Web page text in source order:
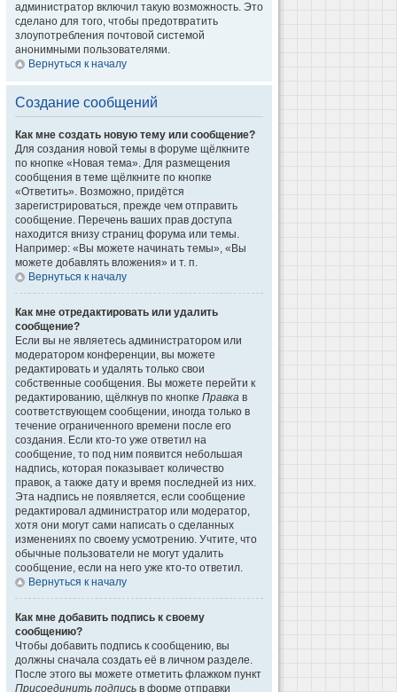
администратор включил такую возможность. Это
сделано для того, чтобы предотвратить
злоупотребления почтовой системой
анонимными пользователями.
Вернуться к началу
Создание сообщений
Как мне создать новую тему или сообщение?
Для создания новой темы в форуме щёлкните
по кнопке «Новая тема». Для размещения
сообщения в теме щёлкните по кнопке
«Ответить». Возможно, придётся
зарегистрироваться, прежде чем отправить
сообщение. Перечень ваших прав доступа
находится внизу страниц форума или темы.
Например: «Вы можете начинать темы», «Вы
можете добавлять вложения» и т. п.
Вернуться к началу
Как мне отредактировать или удалить
сообщение?
Если вы не являетесь администратором или
модератором конференции, вы можете
редактировать и удалять только свои
собственные сообщения. Вы можете перейти к
редактированию, щёлкнув по кнопке Правка в
соответствующем сообщении, иногда только в
течение ограниченного времени после его
создания. Если кто-то уже ответил на
сообщение, то под ним появится небольшая
надпись, которая показывает количество
правок, а также дату и время последней из них.
Эта надпись не появляется, если сообщение
редактировал администратор или модератор,
хотя они могут сами написать о сделанных
изменениях по своему усмотрению. Учтите, что
обычные пользователи не могут удалить
сообщение, если на него уже кто-то ответил.
Вернуться к началу
Как мне добавить подпись к своему
сообщению?
Чтобы добавить подпись к сообщению, вы
должны сначала создать её в личном разделе.
После этого вы можете отметить флажком пункт
Присоединить подпись в форме отправки